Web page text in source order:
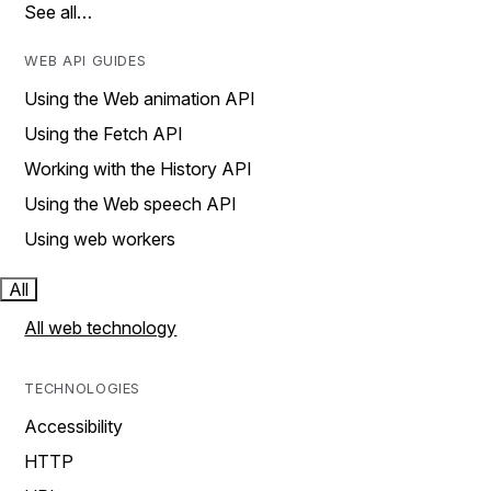
See all…
WEB API GUIDES
Using the Web animation API
Using the Fetch API
Working with the History API
Using the Web speech API
Using web workers
All
All web technology
TECHNOLOGIES
Accessibility
HTTP